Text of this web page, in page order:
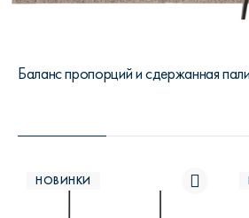
Баланс пропорций и сдержанная
НОВИНКИ